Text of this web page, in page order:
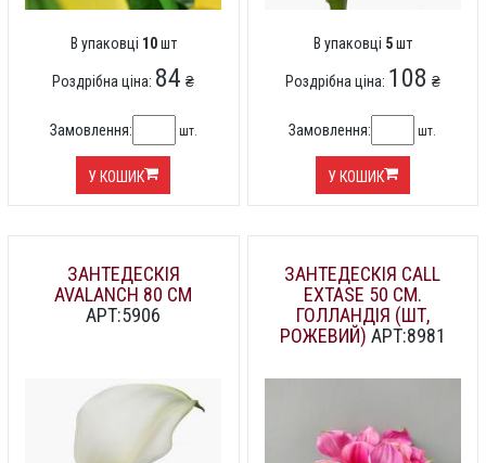
В упаковці 10шт
Роздрібна ціна: 84 ₴
Замовлення: шт.
У КОШИК
В упаковці 5шт
Роздрібна ціна: 108 ₴
Замовлення: шт.
У КОШИК
ЗАНТЕДЕСКІЯ
AVALANCH 80 СМ
АРТ:5906
ЗАНТЕДЕСКІЯ CALL
EXTASE 50 СМ.
ГОЛЛАНДІЯ (ШТ,
РОЖЕВИЙ) АРТ:8981